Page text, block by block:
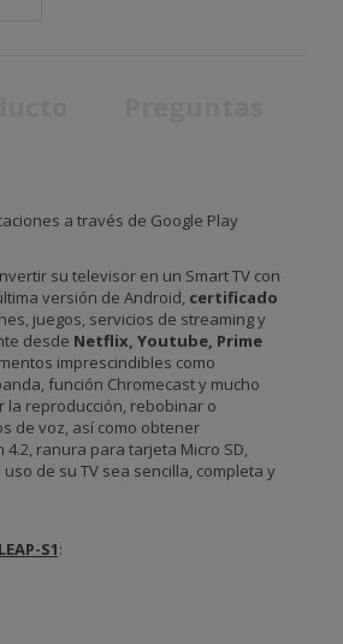
a través de Google Play
su televisor en un Smart TV con
versión de Android, certificado
juegos, servicios de streaming y
desde Netflix, Youtube, Prime
imprescindibles como
función Chromecast y mucho
la reproducción, rebobinar o
de voz, así como obtener
ranura para tarjeta Micro SD,
de su TV sea sencilla, completa y
S1: